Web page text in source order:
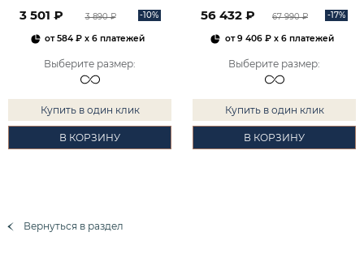
3 501 ₽ 3 890 ₽ -10%
от584 ₽ x 6 платежей
Выберите размер:
Купить в один клик
В КОРЗИНУ
56 432 ₽ 67 990 ₽ -17%
от9 406 ₽x 6 платежей
Выберите размер:
Купить в один клик
В КОРЗИНУ
Вернуться в раздел